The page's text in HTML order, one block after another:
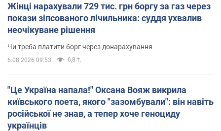
Жінці нарахували 729 тис. грн боргу за газ через
покази зіпсованого лічильника: суддя ухвалив
неочікуване рішення
Чи треба платити борг через донарахування
6.08.2026 09:53 6,8 т.
"Це Україна напала!" Оксана Вояж викрила
київського поета, якого "зазомбували": він навіть
російської не знав, а тепер хоче геноциду
українців